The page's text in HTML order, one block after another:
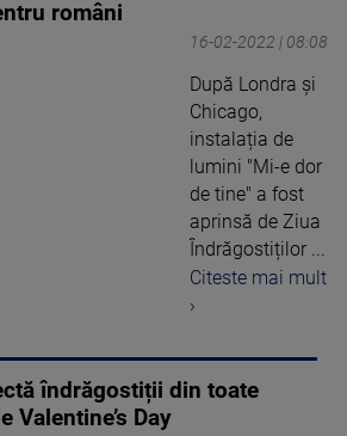
români
16-02-2022 | 08:08
După Londra și
Chicago,
instalația de
lumini "Mi-e dor
de tine" a fost
aprinsă de Ziua
Îndrăgostiților ...
Citeste mai mult
›
îndrăgostiții din toate
Valentine’s Day